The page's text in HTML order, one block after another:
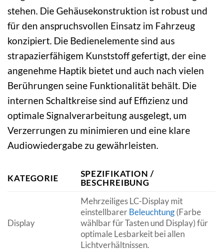
stehen. Die Gehäusekonstruktion ist robust und
für den anspruchsvollen Einsatz im Fahrzeug
konzipiert. Die Bedienelemente sind aus
strapazierfähigem Kunststoff gefertigt, der eine
angenehme Haptik bietet und auch nach vielen
Berührungen seine Funktionalität behält. Die
internen Schaltkreise sind auf Effizienz und
optimale Signalverarbeitung ausgelegt, um
Verzerrungen zu minimieren und eine klare
Audiowiedergabe zu gewährleisten.
KATEGORIE
SPEZIFIKATION /
BESCHREIBUNG
Display
Mehrzeiliges LC-Display mit
einstellbarerBeleuchtung(Farbe
wählbar für Tasten und Display) für
optimale Lesbarkeit bei allen
Lichtverhältnissen.